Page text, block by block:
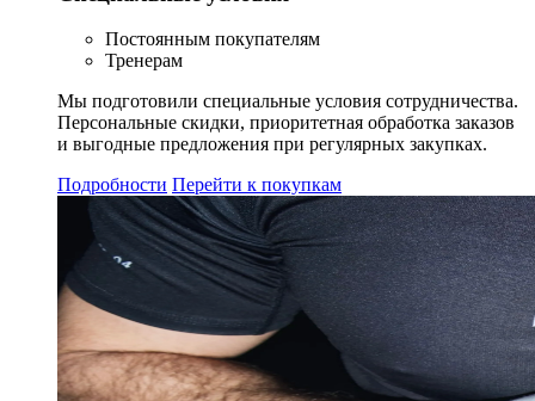
Постоянным покупателям
Тренерам
Мы подготовили специальные условия сотрудничества.
Персональные скидки, приоритетная обработка заказов
и выгодные предложения при регулярных закупках.
Подробности Перейти к покупкам